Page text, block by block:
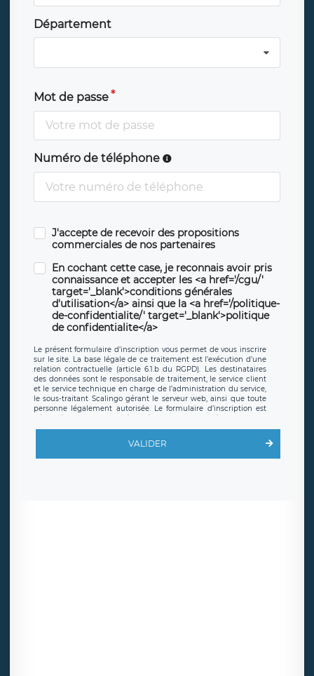
Département
Mot de passe
Numéro de téléphone
J'accepte de recevoir des propositions
commerciales de nos partenaires
En cochant cette case, je reconnais avoir pris
connaissance et accepter les <a href='/cgu/'
target='_blank'>conditions générales
d'utilisation</a> ainsi que la <a href='/politique-
de-confidentialite/' target='_blank'>politique
de confidentialite</a>
Le présent formulaire d’inscription vous permet de vous inscrire
sur le site. La base légale de ce traitement est l’exécution d’une
relation contractuelle (article 6.1.b du RGPD). Les destinataires
des données sont le responsable de traitement, le service client
et le service technique en charge de l’administration du service,
le sous-traitant Scalingo gérant le serveur web, ainsi que toute
personne légalement autorisée. Le formulaire d’inscription est
hébergé sur un serveur hébergé par Scalingo, basé en France et
offrant desclauses de protection conformes au RGPD. Les
en sollicite la suppression, étant entendu que vous pouvez
demander la suppression de vos données et retirer votre
VALIDER